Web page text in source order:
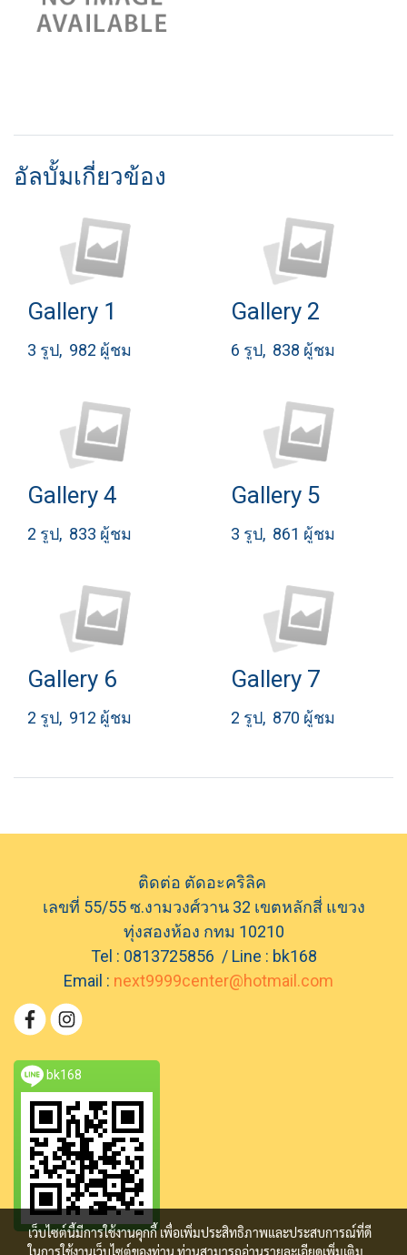
อัลบั้มเกี่ยวข้อง
Gallery 1
3 รูป, 982 ผู้ชม
Gallery 2
6 รูป, 838 ผู้ชม
Gallery 4
2 รูป, 833 ผู้ชม
Gallery 5
3 รูป, 861 ผู้ชม
Gallery 6
2 รูป, 912 ผู้ชม
Gallery 7
2 รูป, 870 ผู้ชม
ติดต่อ ตัดอะคริลิค
เลขที่ 55/55 ซ.งามวงศ์วาน 32 เขตหลักสี่ แขวง
ทุ่งสองห้อง กทม 10210
Tel : 0813725856 / Line : bk168
Email : next9999center@hotmail.com
bk168
เว็บไซต์นี้มีการใช้งานคุกกี้ เพื่อเพิ่มประสิทธิภาพและประสบการณ์ที่ดี
ในการใช้งานเว็บไซต์ของท่าน ท่านสามารถอ่านรายละเอียดเพิ่มเติม